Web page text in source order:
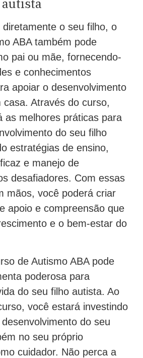
o seu filho, o
ABA também pode
pai ou mãe, fornecendo-
e conhecimentos
apoiar o desenvolvimento
casa. Através do curso,
as melhores práticas para
do seu filho
estratégias de ensino,
e manejo de
desafiadores. Com essas
mãos, você poderá criar
apoio e compreensão que
e o bem-estar do
de Autismo ABA pode
poderosa para
do seu filho autista. Ao
você estará investindo
do seu
no seu próprio
cuidador. Não perca a